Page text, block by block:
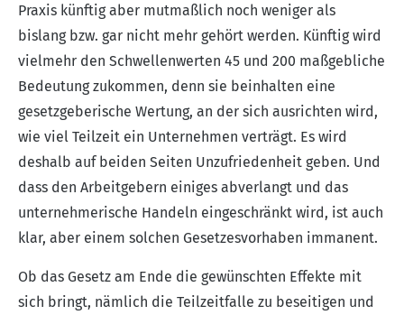
Praxis künftig aber mutmaßlich noch weniger als
bislang bzw. gar nicht mehr gehört werden. Künftig wird
vielmehr den Schwellenwerten 45 und 200 maßgebliche
Bedeutung zukommen, denn sie beinhalten eine
gesetzgeberische Wertung, an der sich ausrichten wird,
wie viel Teilzeit ein Unternehmen verträgt. Es wird
deshalb auf beiden Seiten Unzufriedenheit geben. Und
dass den Arbeitgebern einiges abverlangt und das
unternehmerische Handeln eingeschränkt wird, ist auch
klar, aber einem solchen Gesetzesvorhaben immanent.
Ob das Gesetz am Ende die gewünschten Effekte mit
sich bringt, nämlich die Teilzeitfalle zu beseitigen und